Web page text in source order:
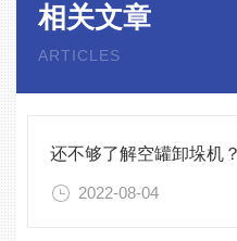
相关文章
ARTICLES
2022-08-04